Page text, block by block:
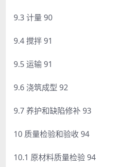
9.3 计量 90
9.4 搅拌 91
9.5 运输 91
9.6 浇筑成型 92
9.7 养护和缺陷修补 93
10 质量检验和验收 94
10.1 原材料质量检验 94